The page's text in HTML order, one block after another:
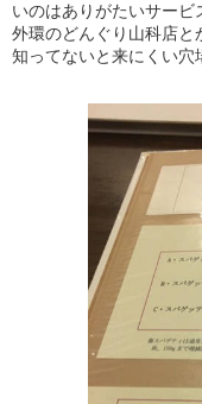
いのはありがたいサービ
外環のどんぐり山科店
知ってないと来にくい穴